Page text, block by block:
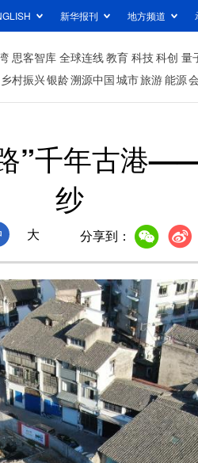
新华报刊 地方频道
思客智库 全球连线教育 科技科创 量
乡村振兴银龄溯源中国城市旅游能源
”千年古港
纱
大 分享到：